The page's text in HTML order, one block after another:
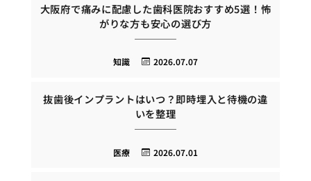
大阪府で痛みに配慮した歯科医院おすすめ5選！怖
がりな方も安心の選び方
2026.07.07
知識
抜歯後インプラントはいつ？即時埋入と待機の違
いを整理
2026.07.01
医療